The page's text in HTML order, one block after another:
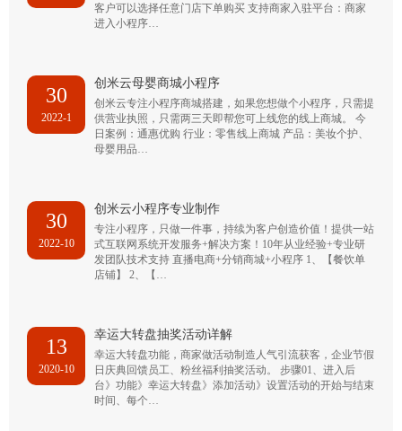
客户可以选择任意门店下单购买 支持商家入驻平台：商家
进入小程序…
30
2022-1
创米云母婴商城小程序
创米云专注小程序商城搭建，如果您想做个小程序，只需提
供营业执照，只需两三天即帮您可上线您的线上商城。 今
日案例：通惠优购 行业：零售线上商城 产品：美妆个护、
母婴用品…
30
2022-10
创米云小程序专业制作
专注小程序，只做一件事，持续为客户创造价值！提供一站
式互联网系统开发服务+解决方案！10年从业经验+专业研
发团队技术支持 直播电商+分销商城+小程序 1、【餐饮单
店铺】 2、【…
13
2020-10
幸运大转盘抽奖活动详解
幸运大转盘功能，商家做活动制造人气引流获客，企业节假
日庆典回馈员工、粉丝福利抽奖活动。 步骤01、进入后
台》功能》幸运大转盘》添加活动》设置活动的开始与结束
时间、每个…